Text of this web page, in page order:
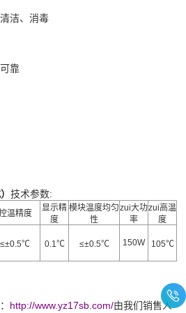
洁、消毒
靠
技术参数:
温精度
显示精
度
模块温度均匀
性
zui大功
率
zui高温
度
≤±0.5℃ 0.1℃ ≤±0.5℃ 150W 105℃
http://www.yz17sb.com/由我们销售人